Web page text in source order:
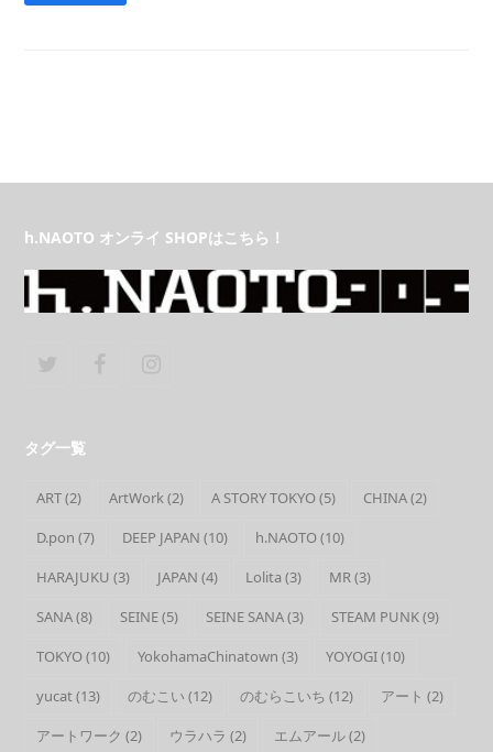
h.NAOTO オンライ SHOPはこちら！
タグ一覧
ART(2) ArtWork(2) A STORY TOKYO(5) CHINA(2)
D.pon (7) DEEP JAPAN (10) h.NAOTO(10)
HARAJUKU (3) JAPAN (4) Lolita (3) MR(3)
SANA(8) SEINE(5) SEINE SANA(3) STEAM PUNK(9)
TOKYO(10) YokohamaChinatown (3) YOYOGI(10)
yucat(13) のむこい (12) のむらこいち (12) アート (2)
アートワーク (2) ウラハラ (2) エムアール(2)